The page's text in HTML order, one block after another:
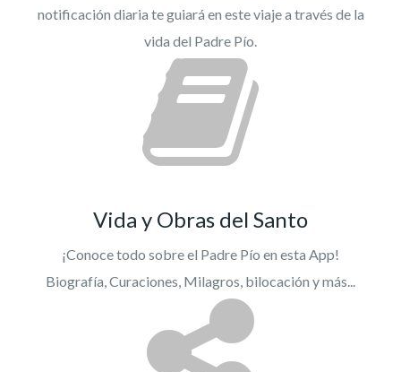
notificación diaria te guiará en este viaje a través de la
vida del Padre Pío.
Vida y Obras del Santo
¡Conoce todo sobre el Padre Pío en esta App!
Biografía, Curaciones, Milagros, bilocación y más...